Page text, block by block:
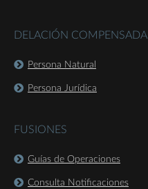
DELACIÓN COMPENSADA
Persona Natural
Persona Jurídica
FUSIONES
Guías de Operaciones
Consulta Notificaciones